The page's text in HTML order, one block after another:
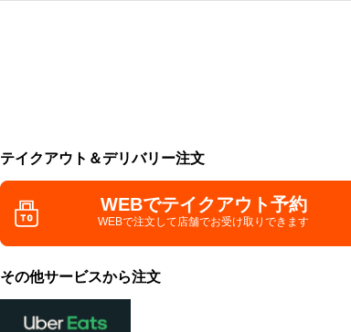
テイクアウト＆デリバリー注文
WEBでテイクアウト予約
WEBで注文して店舗でお受け取りできます
その他サービスから注文